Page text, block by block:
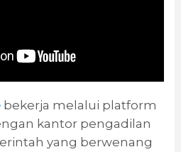
bekerja melalui platform
kantor pengadilan
yang berwenang